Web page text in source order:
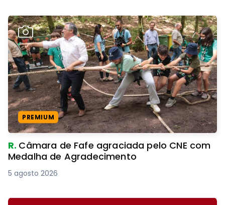
PREMIUM
R. Câmara de Fafe agraciada pelo CNE com
Medalha de Agradecimento
5 agosto 2026